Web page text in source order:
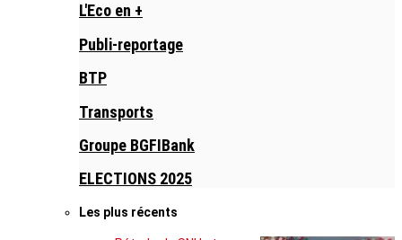
L'Eco en +
Publi-reportage
BTP
Transports
Groupe BGFIBank
ELECTIONS 2025
Les plus récents